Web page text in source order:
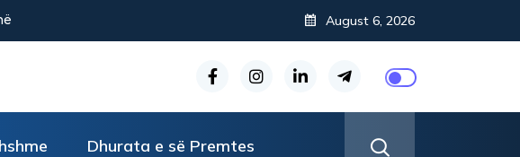
August 6, 2026
Dhurata e së Premtes